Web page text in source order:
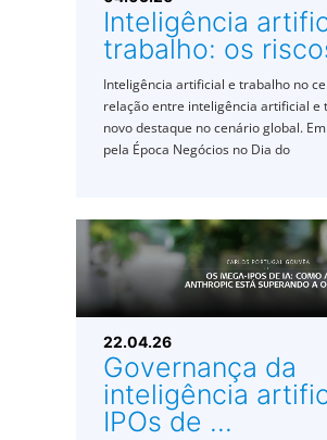
Inteligência
trabalho: os
Inteligência artificial e trabalho no
relação entre inteligência artificial e
novo destaque no cenário global.
pela Época Negócios no Dia do
22.04.26
Governança da
inteligência
IPOs de ...